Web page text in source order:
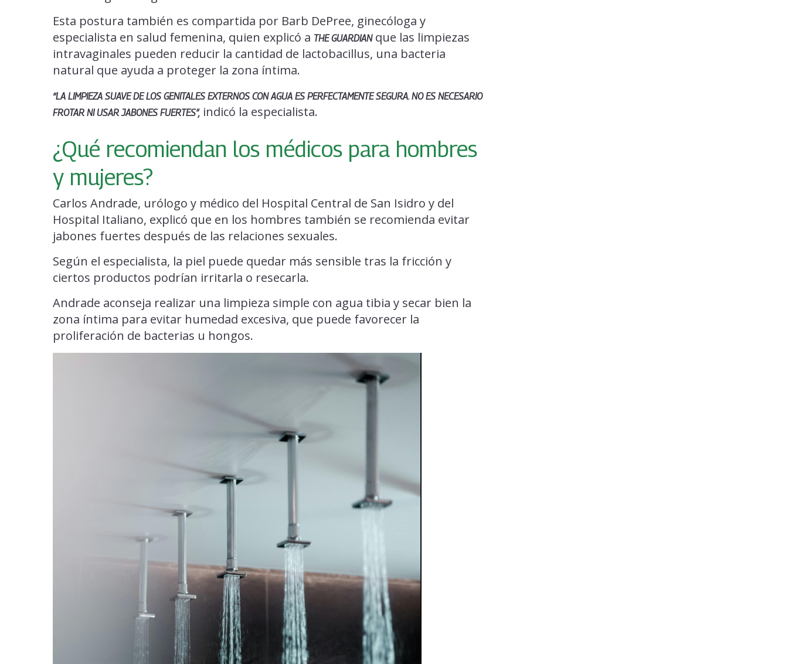
Esta postura también es compartida por Barb DePree, ginecóloga y
especialista en salud femenina, quien explicó a THE GUARDIANque las limpiezas
intravaginales pueden reducir la cantidad de lactobacillus, una bacteria
natural que ayuda a proteger la zona íntima.
“LA LIMPIEZA SUAVE DE LOS GENITALES EXTERNOS CON AGUA ES PERFECTAMENTE SEGURA. NO ES NECESARIO
FROTAR NI USAR JABONES FUERTES”, indicó la especialista.
¿Qué recomiendan los médicos para hombres
y mujeres?
Carlos Andrade, urólogo y médico del Hospital Central de San Isidro y del
Hospital Italiano, explicó que en los hombres también se recomienda evitar
jabones fuertes después de las relaciones sexuales.
Según el especialista, la piel puede quedar más sensible tras la fricción y
ciertos productos podrían irritarla o resecarla.
Andrade aconseja realizar una limpieza simple con agua tibia y secar bien la
zona íntima para evitar humedad excesiva, que puede favorecer la
proliferación de bacterias u hongos.